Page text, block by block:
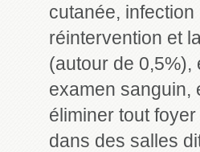
cutanée,
réintervention et
(autour de
examen sanguin,
éliminer tout
dans des salles